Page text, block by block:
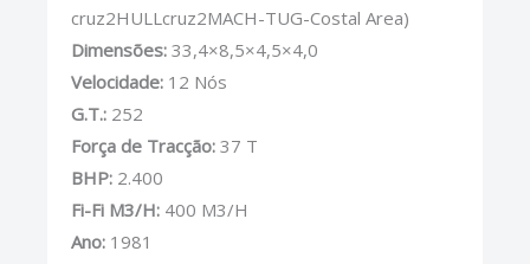
cruz2HULLcruz2MACH-TUG-Costal Area)
Dimensões: 33,4×8,5×4,5×4,0
Velocidade: 12 Nós
G.T.: 252
Força de Tracção: 37 T
BHP: 2.400
Fi-Fi M3/H: 400 M3/H
Ano: 1981